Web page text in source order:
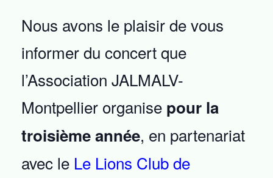
Nous avons le plaisir de vous
informer du concert que
l’Association JALMALV-
Montpellier organise pour la
troisième année, en partenariat
avec le Le Lions Club de